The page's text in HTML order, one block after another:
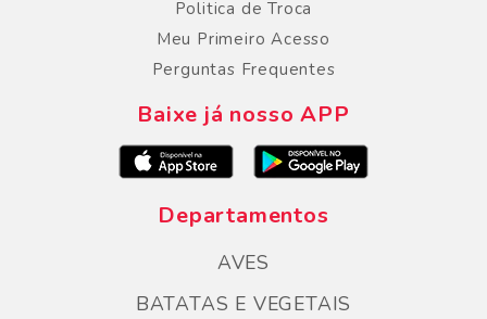
Politica de Troca
Meu Primeiro Acesso
Perguntas Frequentes
Baixe já nosso APP
Departamentos
AVES
BATATAS E VEGETAIS